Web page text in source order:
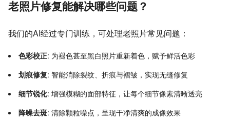
老照片修复能解决哪些问题？
我们的AI经过专门训练，可处理老照片常见问题：
色彩校正: 为褪色甚至黑白照片重新着色，赋予鲜活色彩
划痕修复: 智能消除裂纹、折痕与褶皱，实现无缝修复
细节锐化: 增强模糊的面部特征，让每个细节像素清晰透亮
降噪去斑: 清除颗粒噪点，呈现干净清爽的成像效果